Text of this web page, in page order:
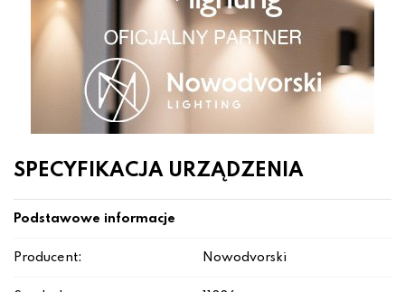
SPECYFIKACJA URZĄDZENIA
Podstawowe informacje
Producent: Nowodvorski